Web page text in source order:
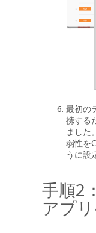
最初の
携する
ました
弱性を
うに設
手順2
アプ